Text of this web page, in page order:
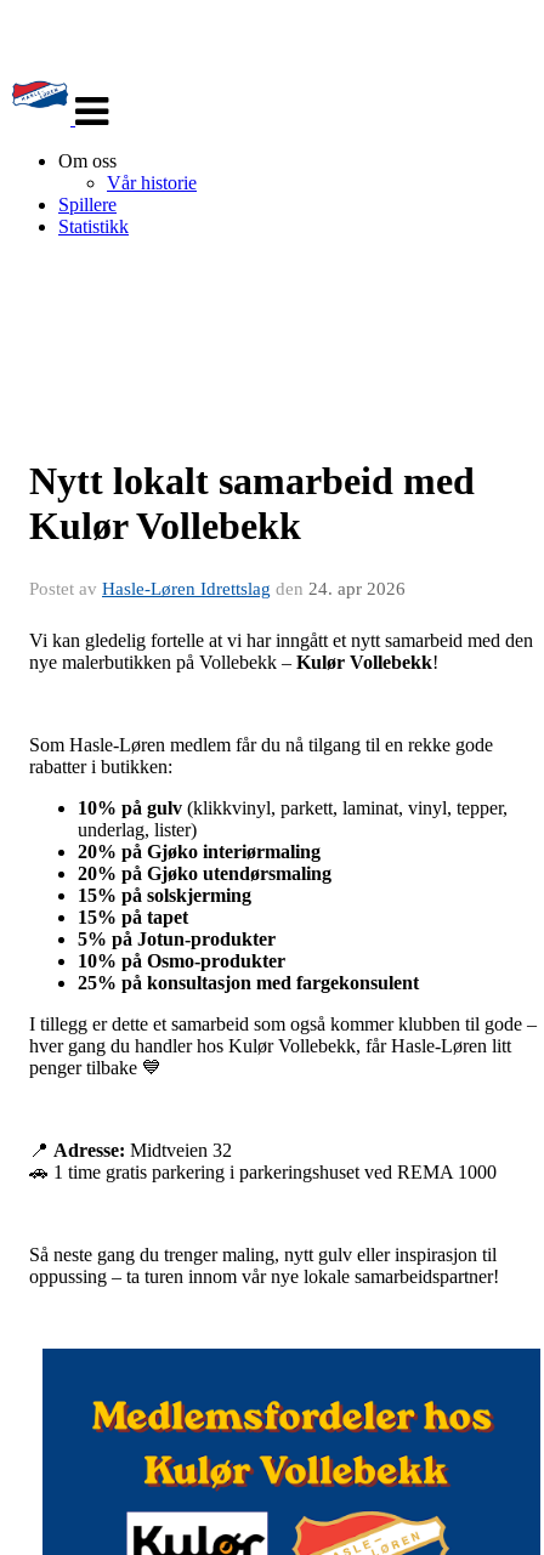
navigasjon
Om oss
Vår historie
Spillere
Statistikk
Nytt lokalt samarbeid med
Kulør Vollebekk
Postet av Hasle-Løren Idrettslag den 24. apr 2026
Vi kan gledelig fortelle at vi har inngått et nytt samarbeid med den
nye malerbutikken på Vollebekk – Kulør Vollebekk!
Som Hasle-Løren medlem får du nå tilgang til en rekke gode
rabatter i butikken:
10% på gulv (klikkvinyl, parkett, laminat, vinyl, tepper,
underlag, lister)
20% på Gjøko interiørmaling
20% på Gjøko utendørsmaling
15% på solskjerming
15% på tapet
5% på Jotun-produkter
10% på Osmo-produkter
25% på konsultasjon med fargekonsulent
I tillegg er dette et samarbeid som også kommer klubben til gode –
hver gang du handler hos Kulør Vollebekk, får Hasle-Løren litt
penger tilbake 💙
📍 Adresse: Midtveien 32
🚗 1 time gratis parkering i parkeringshuset ved REMA 1000
Så neste gang du trenger maling, nytt gulv eller inspirasjon til
oppussing – ta turen innom vår nye lokale samarbeidspartner!